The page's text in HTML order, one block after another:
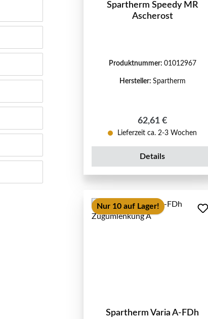
Spartherm Speedy MR
Ascherost
Produktnummer: 01012967
Hersteller: Spartherm
Regulärer Preis:
62,61 €
Lieferzeit ca. 2-3 Wochen
Details
Nur 10 auf Lager!
Spartherm Varia A-FDh